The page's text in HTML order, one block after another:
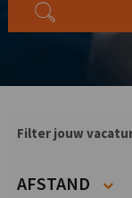
Filter jouw
AFSTAND